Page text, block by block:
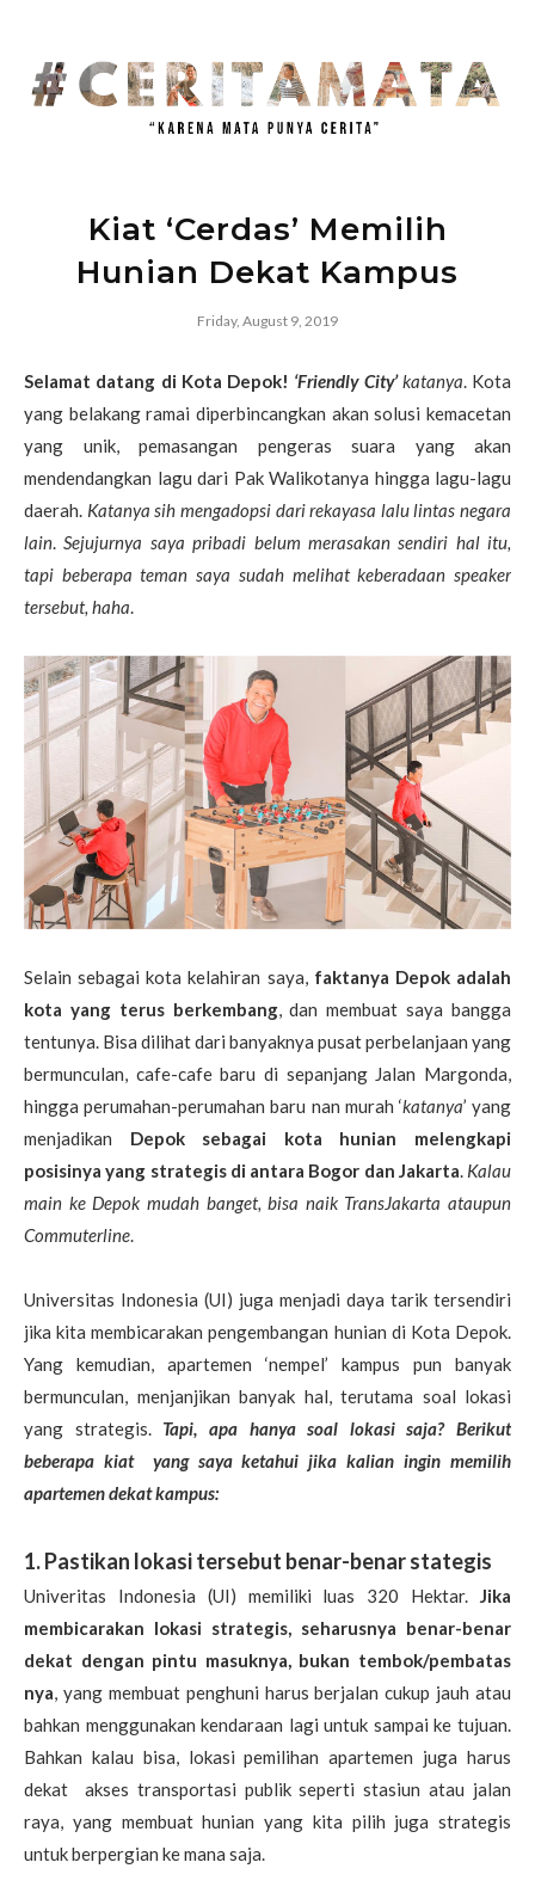
Kiat ‘Cerdas’ Memilih
Hunian Dekat Kampus
Friday, August 9, 2019
Selamat datang di Kota Depok! ‘Friendly City’katanya. Kota
yang belakang ramai diperbincangkan akan solusi kemacetan
yang unik, pemasangan pengeras suara yang akan
mendendangkan lagu dari Pak Walikotanya hingga lagu-lagu
daerah. Katanya sih mengadopsi dari rekayasa lalu lintas negara
lain.Sejujurnya saya pribadi belum merasakan sendiri hal itu,
tapi beberapa teman saya sudah melihat keberadaan speaker
tersebut, haha.
Selain sebagai kota kelahiran saya, faktanya Depok adalah
kota yang terus berkembang, dan membuat saya bangga
tentunya. Bisa dilihat dari banyaknya pusat perbelanjaan yang
bermunculan, cafe-cafe baru di sepanjang Jalan Margonda,
hingga perumahan-perumahan baru nan murah ‘katanya’ yang
menjadikan Depok sebagai kota hunian melengkapi
posisinya yang strategis di antara Bogor dan Jakarta. Kalau
main ke Depok mudah banget, bisa naik TransJakarta ataupun
Commuterline.
Universitas Indonesia (UI) juga menjadi daya tarik tersendiri
jika kita membicarakan pengembangan hunian di Kota Depok.
Yang kemudian, apartemen ‘nempel’ kampus pun banyak
bermunculan, menjanjikan banyak hal, terutama soal lokasi
yang strategis. Tapi, apa hanya soal lokasi saja? Berikut
beberapa kiat yang saya ketahui jika kalian ingin memilih
apartemen dekat kampus:
1. Pastikan lokasi tersebut benar-benar stategis
Univeritas Indonesia (UI) memiliki luas 320 Hektar. Jika
membicarakan lokasi strategis, seharusnya benar-benar
dekat dengan pintu masuknya, bukan tembok/pembatas
nya, yang membuat penghuni harus berjalan cukup jauh atau
bahkan menggunakan kendaraan lagi untuk sampai ke tujuan.
Bahkan kalau bisa, lokasi pemilihan apartemen juga harus
dekat akses transportasi publik seperti stasiun atau jalan
raya, yang membuat hunian yang kita pilih juga strategis
untuk berpergian ke mana saja.